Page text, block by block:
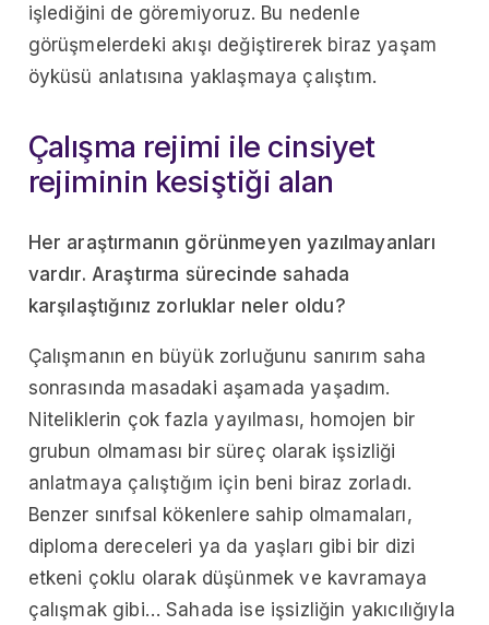
işlediğini de göremiyoruz. Bu nedenle
görüşmelerdeki akışı değiştirerek biraz yaşam
öyküsü anlatısına yaklaşmaya çalıştım.
Çalışma rejimi ile cinsiyet
rejiminin kesiştiği alan
Her araştırmanın görünmeyen yazılmayanları
vardır. Araştırma sürecinde sahada
karşılaştığınız zorluklar neler oldu?
Çalışmanın en büyük zorluğunu sanırım saha
sonrasında masadaki aşamada yaşadım.
Niteliklerin çok fazla yayılması, homojen bir
grubun olmaması bir süreç olarak işsizliği
anlatmaya çalıştığım için beni biraz zorladı.
Benzer sınıfsal kökenlere sahip olmamaları,
diploma dereceleri ya da yaşları gibi bir dizi
etkeni çoklu olarak düşünmek ve kavramaya
çalışmak gibi… Sahada ise işsizliğin yakıcılığıyla